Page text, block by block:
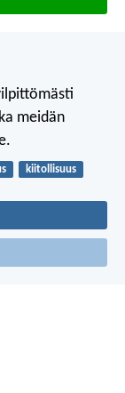
meidän
kiitollisuus